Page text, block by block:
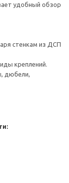
удобный обзор
стенкам из ДСП
креплений.
дюбели,